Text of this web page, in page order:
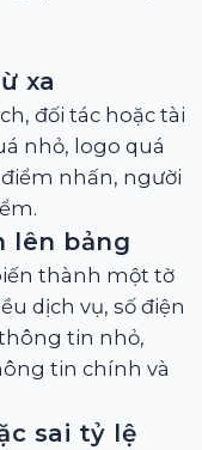
xa
đối tác hoặc tài
nhỏ, logo quá
nhấn, người
lên bảng
thành một tờ
dịch vụ, số điện
tin nhỏ,
tin chính và
sai tỷ lệ